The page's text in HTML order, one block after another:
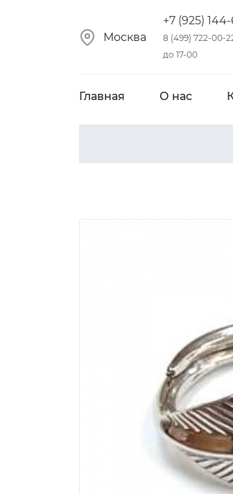
Москва
+7 (925)
8 (499) 722-00-
до 17-00
Главная О нас